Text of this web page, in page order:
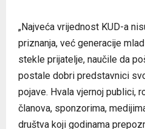
„Najveća vrijednost KUD-a
priznanja, već generacije
stekle prijatelje, naučile da
postale dobri predstavnici
pojave. Hvala vjernoj publici,
članova, sponzorima,
društva koji godinama